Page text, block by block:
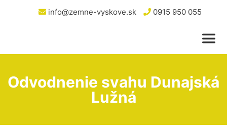
info@zemne-vyskove.sk 0915 950 055
Odvodnenie svahu Dunajská
Lužná